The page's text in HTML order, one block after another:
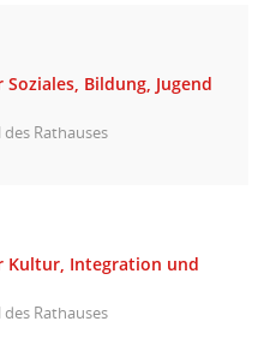
Bildung, Jugend
Rathauses
Kultur, Integration und
Rathauses